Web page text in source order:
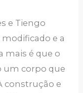
e Tiengo
e a
mais é que o
um corpo que
construção e